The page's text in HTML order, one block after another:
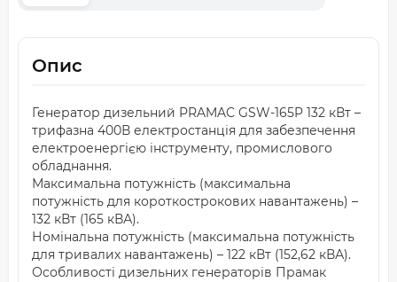
Опис
Генератор дизельний PRAMAC GSW-165P 132 кВт –
трифазна 400В електростанція для забезпечення
електроенергією інструменту, промислового
обладнання.
Максимальна потужність (максимальна
потужність для короткострокових навантажень) –
132 кВт (165 кВА).
Номінальна потужність (максимальна потужність
для тривалих навантажень) – 122 кВт (152,62 кВА).
Особливості дизельних генераторів Прамак